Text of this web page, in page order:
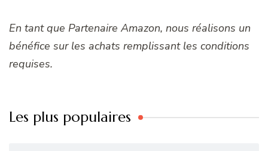
En tant que Partenaire Amazon, nous réalisons un
bénéfice sur les achats remplissant les conditions
requises.
Les plus populaires